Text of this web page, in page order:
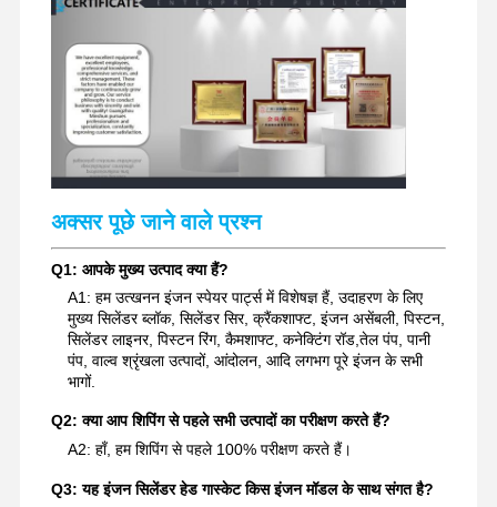
अक्सर पूछे जाने वाले प्रश्न
Q1: आपके मुख्य उत्पाद क्या हैं?
A1: हम उत्खनन इंजन स्पेयर पार्ट्स में विशेषज्ञ हैं, उदाहरण के लिए
मुख्य सिलेंडर ब्लॉक, सिलेंडर सिर, क्रैंकशाफ्ट, इंजन असेंबली, पिस्टन,
सिलेंडर लाइनर, पिस्टन रिंग, कैमशाफ्ट, कनेक्टिंग रॉड,तेल पंप, पानी
पंप, वाल्व श्रृंखला उत्पादों, आंदोलन, आदि लगभग पूरे इंजन के सभी
भागों.
Q2: क्या आप शिपिंग से पहले सभी उत्पादों का परीक्षण करते हैं?
A2: हाँ, हम शिपिंग से पहले 100% परीक्षण करते हैं।
Q3: यह इंजन सिलेंडर हेड गास्केट किस इंजन मॉडल के साथ संगत है?